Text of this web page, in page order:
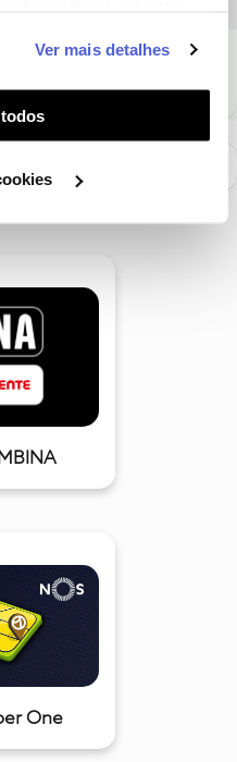
e
aos seus interesses
Pode gerir a
em "Configurar
Ver mais detalhes
nos melhores comentários.
One